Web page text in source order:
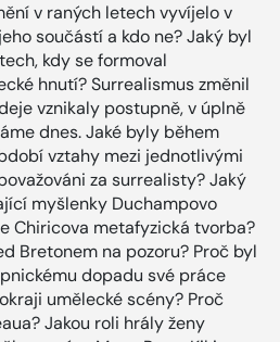
v raných letech vyvíjelo v
součástí a kdo ne? Jaký byl
kdy se formoval
hnutí? Surrealismus změnil
vznikaly postupně, v úplně
dnes. Jaké byly během
vztahy mezi jednotlivými
za surrealisty? Jaký
myšlenky Duchampovo
Chiricova metafyzická tvorba?
Bretonem na pozoru? Proč byl
dopadu své práce
umělecké scény? Proč
Jakou roli hrály ženy